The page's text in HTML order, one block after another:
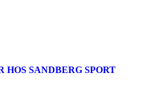
SANDBERG SPORT